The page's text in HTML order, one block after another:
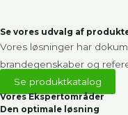
Se vores udvalg af
Vores løsninger har
brandegenskaber og
Se produktkatalog
Vores Ekspertområder
Den optimale løsning